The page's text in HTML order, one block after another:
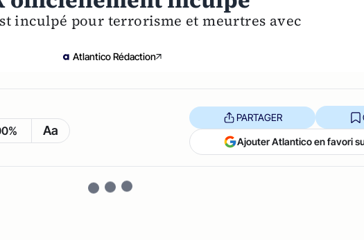
inculpé pour terrorisme et meurtres avec
Atlantico Rédaction
Aa
PARTAGER
Ajouter Atlantico en favori